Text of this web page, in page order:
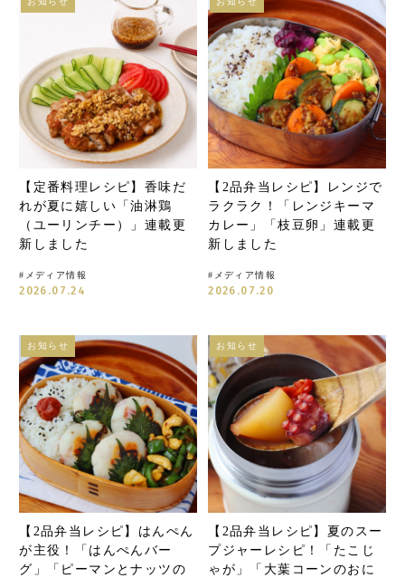
【定番料理レシピ】香味だ
れが夏に嬉しい「油淋鶏
（ユーリンチー）」連載更
新しました
# メディア情報
2026.07.24
【2品弁当レシピ】レンジで
ラクラク！「レンジキーマ
カレー」「枝豆卵」連載更
新しました
# メディア情報
2026.07.20
【2品弁当レシピ】はんぺん
が主役！「はんぺんバー
グ」「ピーマンとナッツの
お知らせ
【2品弁当レシピ】夏のスー
プジャーレシピ！「たこじ
ゃが」「大葉コーンのおに
お知らせ